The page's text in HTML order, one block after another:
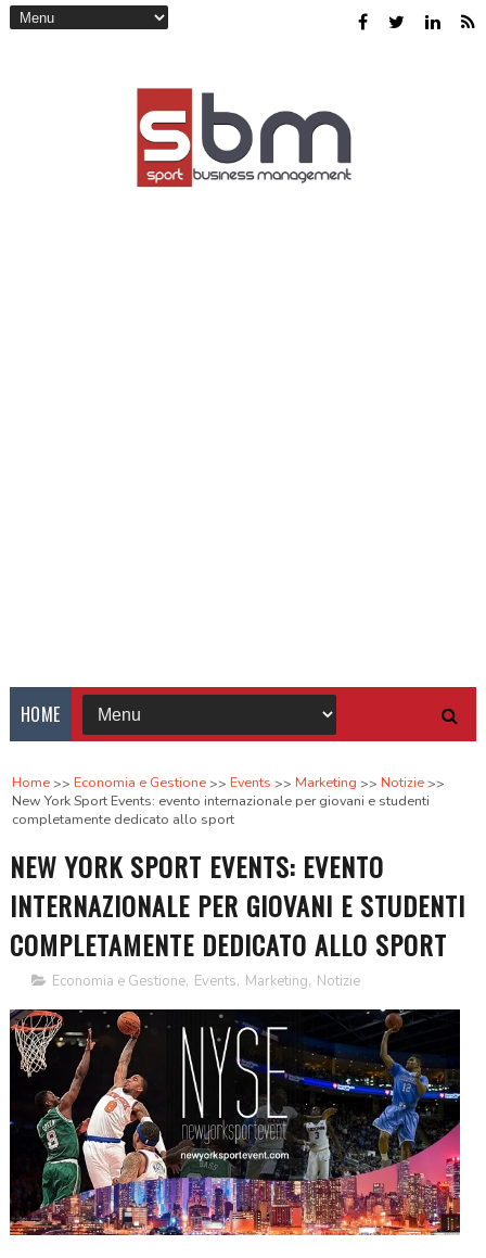
HOME
Home Economia e Gestione Events Marketing
Notizie
New York Sport Events: evento internazionale per giovani e studenti
completamente dedicato allo sport
NEW YORK SPORT EVENTS: EVENTO
INTERNAZIONALE PER GIOVANI E STUDENTI
COMPLETAMENTE DEDICATO ALLO SPORT
Economia e Gestione, Events, Marketing, Notizie